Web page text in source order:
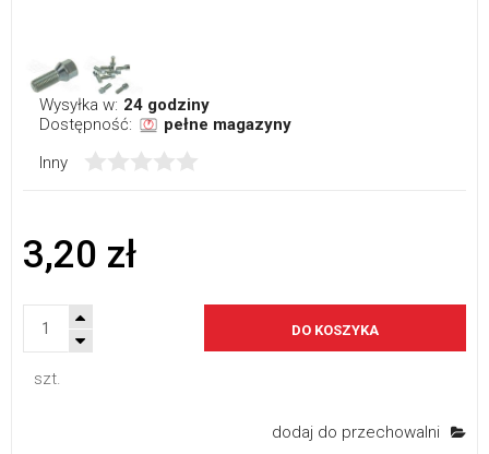
Wysyłka w: 24 godziny
Dostępność:
pełne magazyny
Inny
3,20 zł
szt.
DO KOSZYKA
dodaj do przechowalni